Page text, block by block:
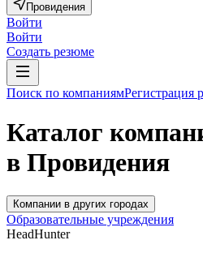
Провидения
Войти
Войти
Создать резюме
Поиск по компаниямРегистрация
Каталог
в Провидения
Компании в других городах
Образовательные учреждения
HeadHunter